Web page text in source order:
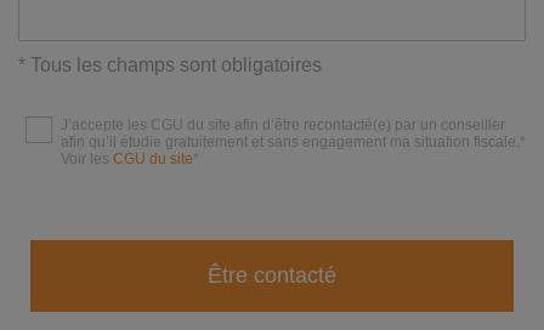
* Tous les champs sont obligatoires
J’accepte les CGU du site afin d’être recontacté(e) par un conseiller
afin qu’il étudie gratuitement et sans engagement ma situation fiscale.
Voir les CGU du site
Être contacté